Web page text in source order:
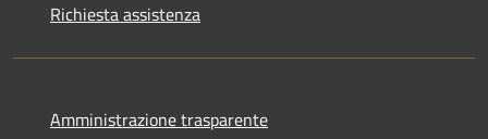
Richiesta assistenza
Amministrazione trasparente